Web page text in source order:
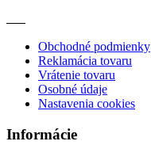
Obchodné podmienky
Reklamácia tovaru
Vrátenie tovaru
Osobné údaje
Nastavenia cookies
Informácie